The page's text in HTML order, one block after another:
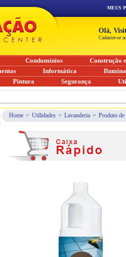
Home > Utilidades > Lavanderia > Produto de
MEUS
Olá,
Cadastre-se
Condomínios
Construção
Informática
Pintura Segurança